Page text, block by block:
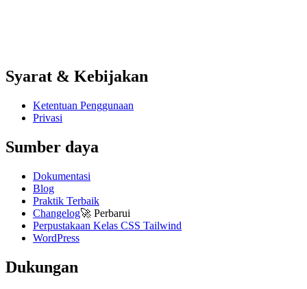
Syarat & Kebijakan
Ketentuan Penggunaan
Privasi
Sumber daya
Dokumentasi
Blog
Praktik Terbaik
Changelog🚀 Perbarui
Perpustakaan Kelas CSS Tailwind
WordPress
Dukungan